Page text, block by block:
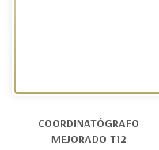
COORDINATÓGRAFO
MEJORADO T12